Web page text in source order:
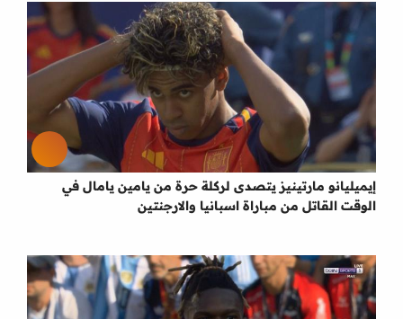
إيميليانو مارتينيز يتصدى لركلة حرة من يامين يامال في
الوقت القاتل من مباراة اسبانيا والارجنتين